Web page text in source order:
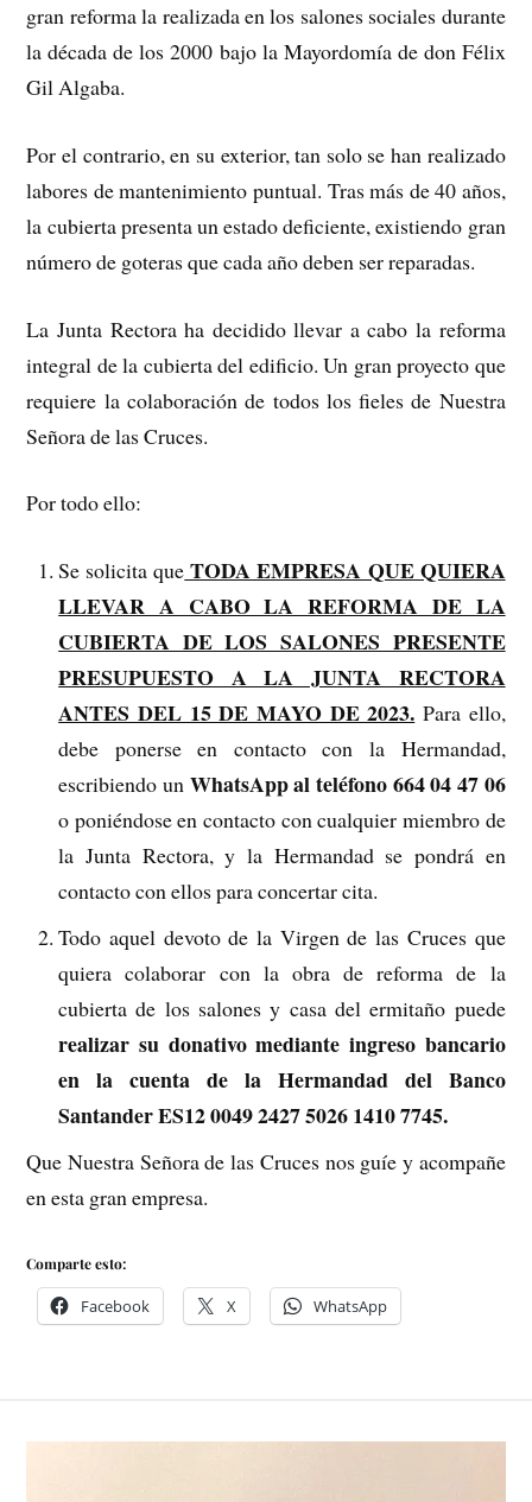
gran reforma la realizada en los salones sociales durante
la década de los 2000 bajo la Mayordomía de don Félix
Gil Algaba.
Por el contrario, en su exterior, tan solo se han realizado
labores de mantenimiento puntual. Tras más de 40 años,
la cubierta presenta un estado deficiente, existiendo gran
número de goteras que cada año deben ser reparadas.
La Junta Rectora ha decidido llevar a cabo la reforma
integral de la cubierta del edificio. Un gran proyecto que
requiere la colaboración de todos los fieles de Nuestra
Señora de las Cruces.
Por todo ello:
Se solicita que TODA EMPRESA QUE QUIERA
LLEVAR A CABO LA REFORMA DE LA
CUBIERTA DE LOS SALONES PRESENTE
PRESUPUESTO A LA JUNTA RECTORA
ANTES DEL 15 DE MAYO DE 2023. Para ello,
debe ponerse en contacto con la Hermandad,
escribiendo un WhatsApp al teléfono 664 04 47 06
o poniéndose en contacto con cualquier miembro de
la Junta Rectora, y la Hermandad se pondrá en
contacto con ellos para concertar cita.
Todo aquel devoto de la Virgen de las Cruces que
quiera colaborar con la obra de reforma de la
cubierta de los salones y casa del ermitaño puede
realizar su donativo mediante ingreso bancario
en la cuenta de la Hermandad del Banco
Santander ES12 0049 2427 5026 1410 7745.
Que Nuestra Señora de las Cruces nos guíe y acompañe
en esta gran empresa.
Comparte esto:
Facebook X WhatsApp